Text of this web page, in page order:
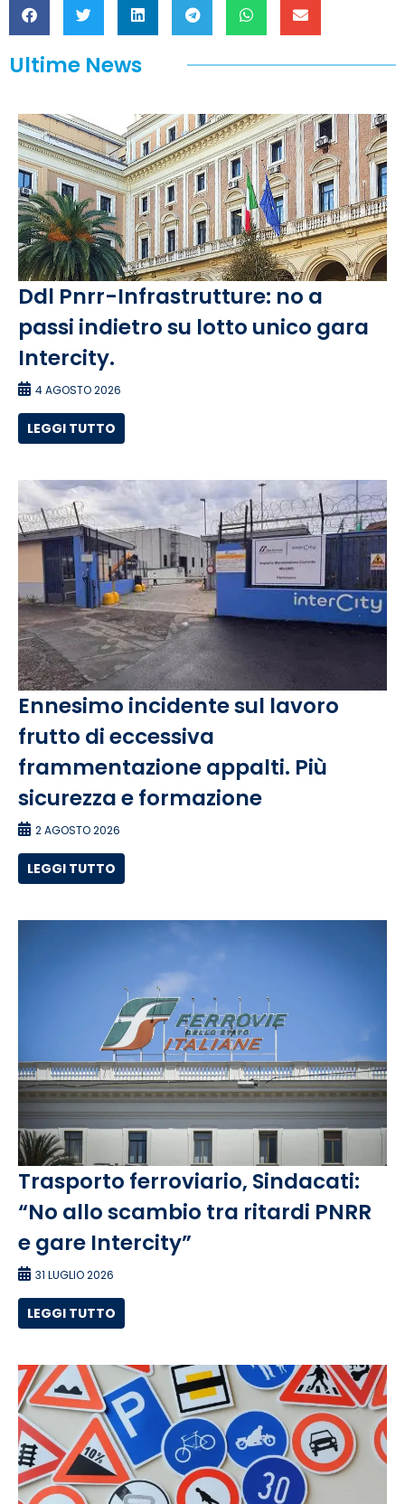
Ultime News
Ddl Pnrr-Infrastrutture: no a
passi indietro su lotto unico gara
Intercity.
4 AGOSTO 2026
LEGGI TUTTO
Ennesimo incidente sul lavoro
frutto di eccessiva
frammentazione appalti. Più
sicurezza e formazione
2 AGOSTO 2026
LEGGI TUTTO
Trasporto ferroviario, Sindacati:
“No allo scambio tra ritardi PNRR
e gare Intercity”
31 LUGLIO 2026
LEGGI TUTTO